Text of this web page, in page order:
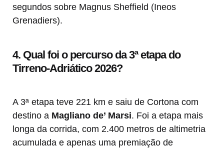
segundos sobre Magnus Sheffield (Ineos
Grenadiers).
4. Qual foi o percurso da 3ª etapa do
Tirreno-Adriático 2026?
A 3ª etapa teve 221 km e saiu de Cortona com
destino a Magliano de’ Marsi. Foi a etapa mais
longa da corrida, com 2.400 metros de altimetria
acumulada e apenas uma premiação de